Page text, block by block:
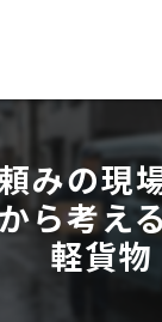
みの現
ら考え
軽貨物